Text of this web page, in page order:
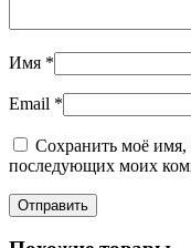
Имя *
Email *
Сохранить моё имя,
последующих моих